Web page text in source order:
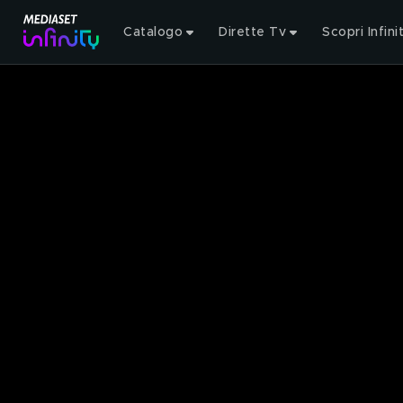
Catalogo Dirette Tv Scopri